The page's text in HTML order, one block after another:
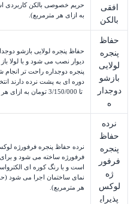
افقی
بالکن
حریم خصوصی بالکن کاربردی
به ازای هر مترمربع).
حفاظ
پنجره
لولایی
بازشو
دوجدار
ه
حفاظ پنجره لولایی بازشو
دیوار نصب می شود و با لولا
پنجره دوجداره راحت تر انجام
دوره ای به پشت نرده دارند
تا 3/150/000 تومان به ازای
نرده
حفاظ
پنجره
فرفور
ژه
لوکس
پذیرای
نرده حفاظ پنجره فرفورژه
فرفورژه ساخته می شود و برای
است و با رنگ کوره ای
نمای ساختمان اجرا می شود
هر مترمربع).